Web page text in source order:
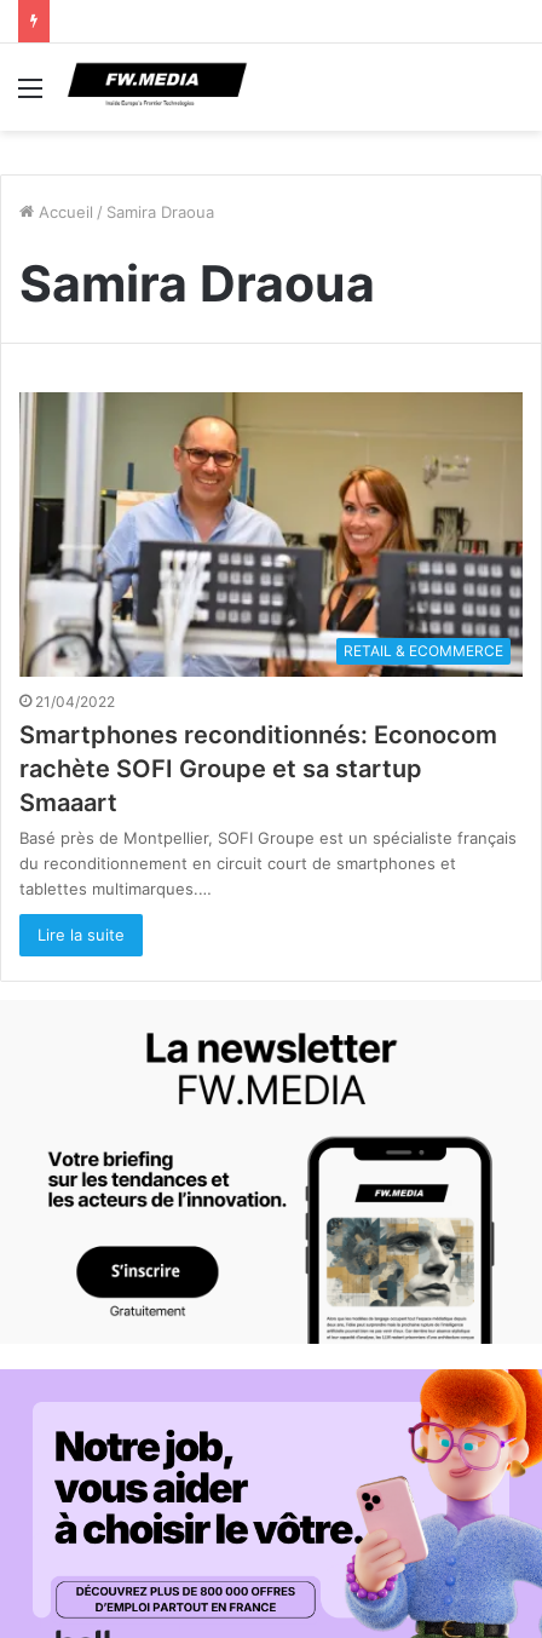
Menu
Accueil / Samira Draoua
Samira Draoua
RETAIL & ECOMMERCE
21/04/2022
Smartphones reconditionnés: Econocom
rachète SOFI Groupe et sa startup
Smaaart
Basé près de Montpellier, SOFI Groupe est un spécialiste français
du reconditionnement en circuit court de smartphones et
tablettes multimarques.…
Lire la suite